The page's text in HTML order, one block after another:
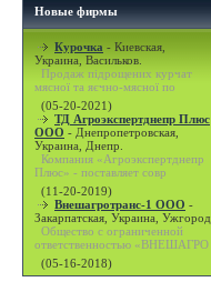
Новые фирмы
Курочка - Киевская,
Украина, Васильков.
Продаж підрощених курчат
мясної та яєчно-мясної по
(05-20-2021)
ТД Агроэкспертднепр Плюс
ООО - Днепропетровская,
Украина, Днепр.
Компания «Агроэкспертднепр
Плюс» - поставляет совр
(11-20-2019)
Внешагротранс-1 ООО -
Закарпатская, Украина, Ужгород.
Общество с ограниченной
ответственностью «ВНЕШАГРО
(05-16-2018)